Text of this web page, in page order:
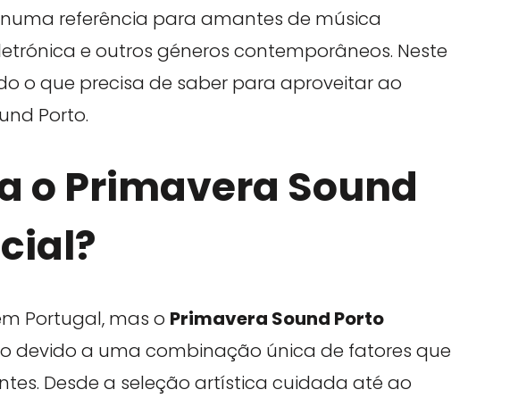
referência para amantes de música
e outros géneros contemporâneos. Neste
o que precisa de saber para aproveitar ao
Porto.
o Primavera Sound
Portugal, mas o Primavera Sound Porto
devido a uma combinação única de fatores que
Desde a seleção artística cuidada até ao